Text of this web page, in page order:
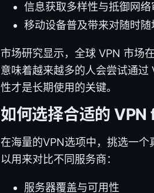
信息获取多样性与抵御网
移动设备普及带来对随时
市场研究显示，全球 VPN 市场
意味着越来越多的人会尝试通
性才是长期使用的关键。
如何选择合适的
在海量的VPN选项中，挑选一
以用来对比不同服务商：
服务器覆盖与可用性